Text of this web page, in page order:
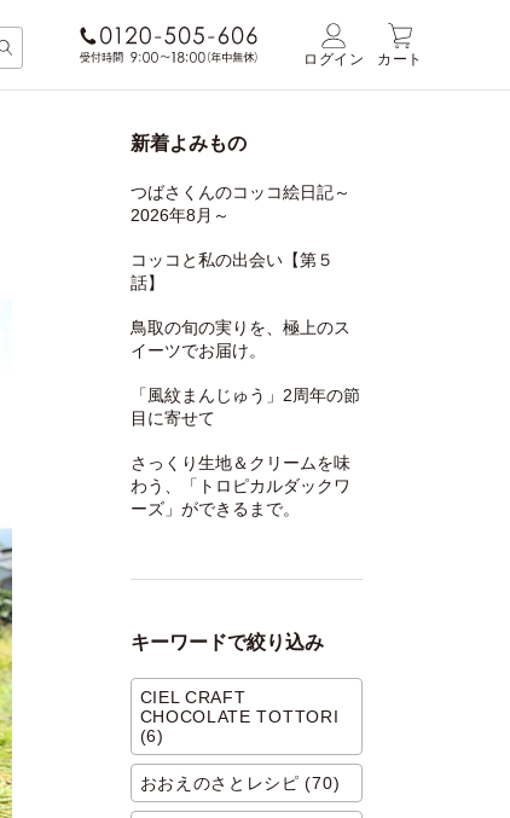
ログイン カート
新着よみもの
つばさくんのコッコ絵日記～
2026年8月～
コッコと私の出会い【第５
話】
鳥取の旬の実りを、極上のス
イーツでお届け。
「風紋まんじゅう」2周年の節
目に寄せて
さっくり生地＆クリームを味
わう、「トロピカルダックワ
ーズ」ができるまで。
キーワードで絞り込み
CIEL CRAFT
CHOCOLATE TOTTORI
(6)
おおえのさとレシピ (70)